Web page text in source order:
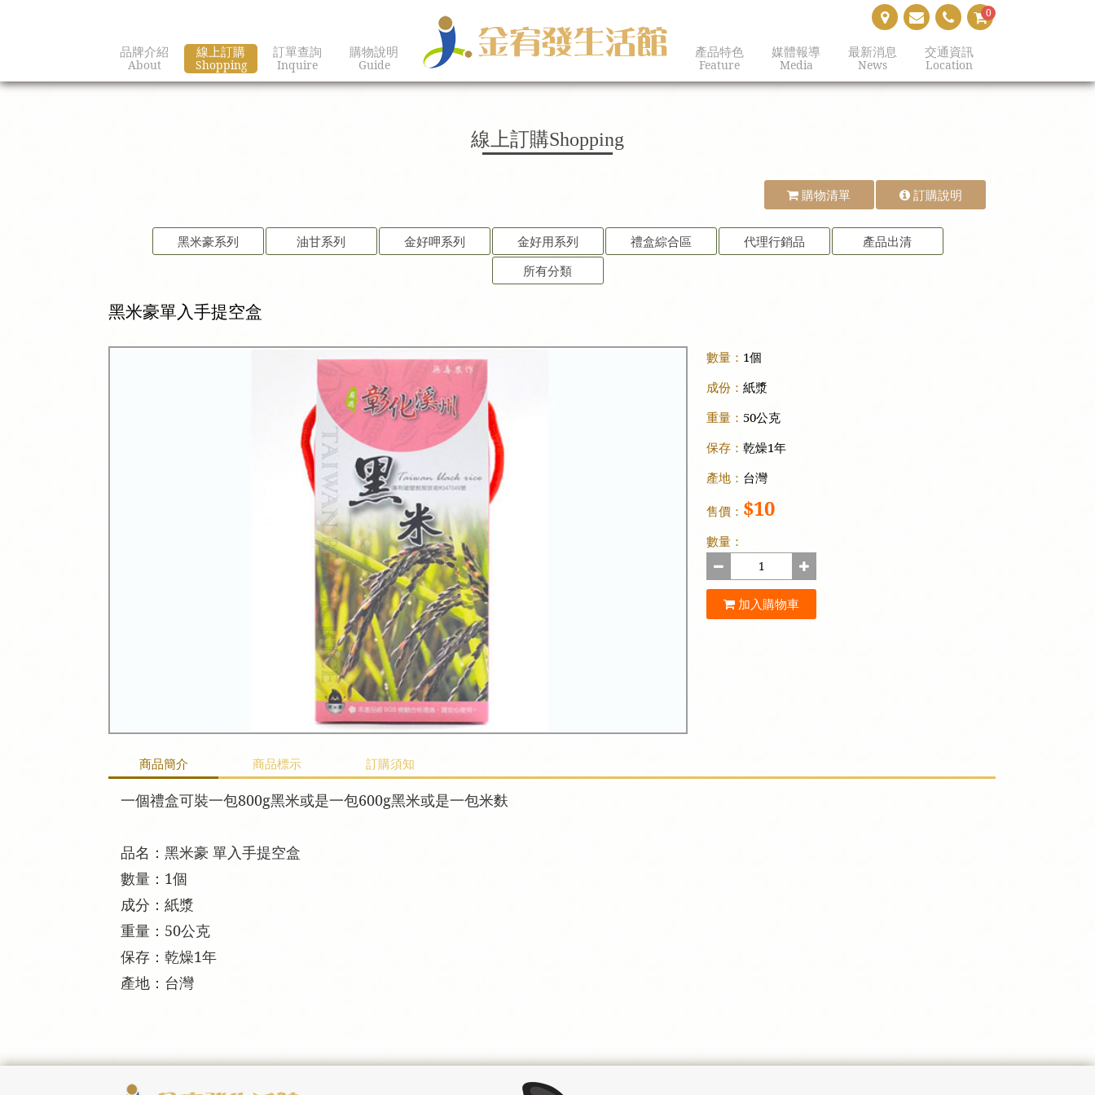
品牌介紹
About
線上訂購
Shopping
訂單查詢
Inquire
購物說明
Guide
產品特色
Feature
媒體報導
Media
最新消息
News
交通資訊
Location
0
線上訂購Shopping
購物清單 訂購說明
黑米豪系列 油甘系列 金好呷系列 金好用系列 禮盒綜合區 代理行銷品
產品出清
所有分類
黑米豪單入手提空盒
數量： 1個
成份： 紙漿
重量： 50公克
保存： 乾燥1年
產地： 台灣
售價： $10
數量：
加入購物車
商品簡介 商品標示 訂購須知
一個禮盒可裝一包800g黑米或是一包600g黑米或是一包米麩
品名：黑米豪 單入手提空盒
數量：1個
成分：紙漿
重量：50公克
保存：乾燥1年
產地：台灣